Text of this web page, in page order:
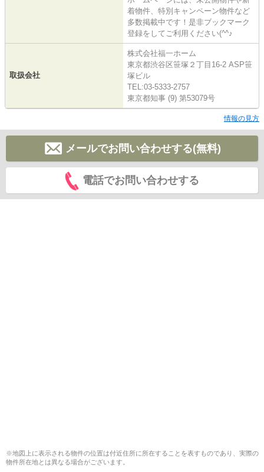
着物件、特別キャンペーン物件など
多数掲載中です！是非ブックマーク
登録をしてご利用ください(^^♪
取扱会社
株式会社福一ホーム
東京都渋谷区笹塚２丁目16-2 ASP笹
塚ビル
TEL:03-5333-2757
東京都知事 (9) 第53079号
情報の見方
メールでお問い合わせする(無料)
電話でお問い合わせする
※地図上に表示される物件の位置は付近住所に所在することを表すものであり、実際の
物件所在地とは異なる場合がございます。